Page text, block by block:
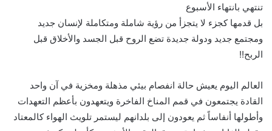
تنتهي بانتهاء الأسبوع
بل قدمها كجزء لا يتجزأ من رؤية شاملة ومتكاملة لإنسان جديد
ومجتمع جديد ودولة جديدة تضع الروح قبل الجسد والأخلاق قبل
الربح!!
العالم اليوم يعيش حالة انفصام بيئي مذهلة ومخزية في آن واحد
القادة يجتمعون في قمم المناخ الفاخرة ويتعهدون بأعظم التعهدات
وأطولها أنفاساً ثم يعودون إلى بلدانهم ليستمر تلويث الهواء كالمعتاد